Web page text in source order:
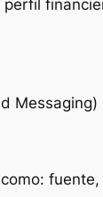
Messaging)